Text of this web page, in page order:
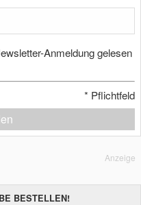
Anmeldung gelesen
* Pflichtfeld
Anzeige
BESTELLEN!